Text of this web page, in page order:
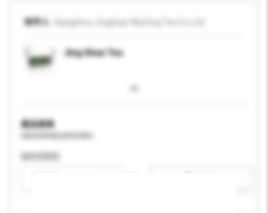
收件人
Jing Shan Tea
產品規格
咖啡因類型